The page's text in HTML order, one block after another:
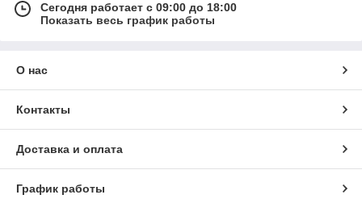
Сегодня работает с 09:00 до 18:00
Показать весь график работы
О нас
Контакты
Доставка и оплата
График работы